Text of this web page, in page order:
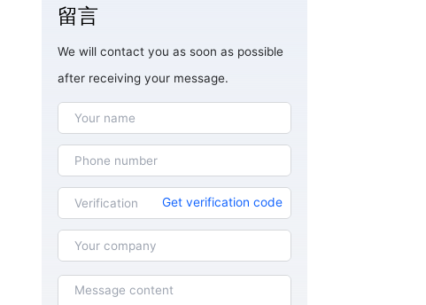
留言
We will contact you as soon as possible
after receiving your message.
Get verification code